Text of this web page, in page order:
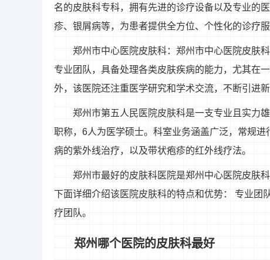
名的皮肤科专科，拥有先进的诊疗设备以及专业的
疹、银屑病等，为患者提供全方位、个性化的诊疗服
郑州市中心医院皮肤科：郑州市中心医院皮肤
专业团队，具备处理各类皮肤疾病的能力，尤其在
外，该医院还注重医学研究和学术交流，不断引进新
郑州市第五人民医院皮肤科是一支专业且实力
职称，6人为医学硕士。科室业务涵盖广泛，常规
病的紫外线治疗，以及带状疱疹的红外线疗法。
郑州市最好的皮肤科医院是郑州中心医院皮肤
下面详细介绍该医院皮肤科的特点和优势： 专业团
疗团队。
郑州哪个医院的皮肤科最好